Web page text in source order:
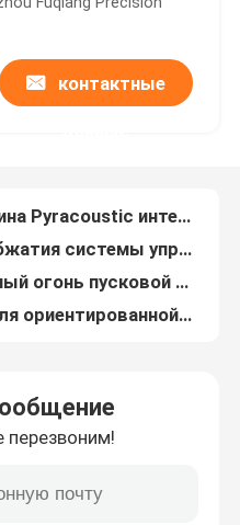
контактные
Автоматическая толщина одеяла изоляции 3mm аэрогеля термоизоляции батареи 6mm
Пусковая площадка изоляции аэрогеля кремнезема для изоляции жары беглеца нового ядра батареи силы автобуса энергии термальной
Материалы изоляции листа изоляции слюды индустрии электротранспортов обматывая
Огнезащитный лист полипропилена изоляции батареи материальный гибкий расширенный